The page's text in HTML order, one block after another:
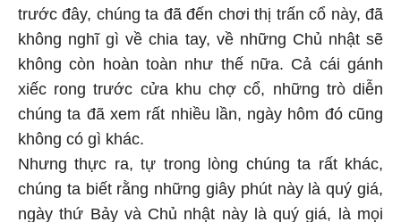
trước đây, chúng ta đã đến chơi thị trấn cổ này, đã
không nghĩ gì về chia tay, về những Chủ nhật sẽ
không còn hoàn toàn như thế nữa. Cả cái gánh
xiếc rong trước cửa khu chợ cổ, những trò diễn
chúng ta đã xem rất nhiều lần, ngày hôm đó cũng
không có gì khác.
Nhưng thực ra, tự trong lòng chúng ta rất khác,
chúng ta biết rằng những giây phút này là quý giá,
ngày thứ Bảy và Chủ nhật này là quý giá, là mọi